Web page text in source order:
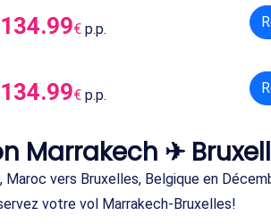
134.99€ p.p.
134.99€ p.p.
Marrakech ✈
vers Bruxelles, Belgique en
votre vol Marrakech-Bruxelles!